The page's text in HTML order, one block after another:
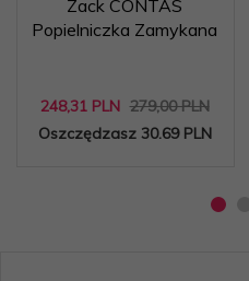
Zack CONTAS
Popielniczka Zamykana
248,31 PLN 279,00 PLN
Oszczędzasz 30.69 PLN